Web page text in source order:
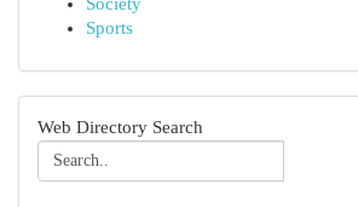
Sports
Web Directory Search